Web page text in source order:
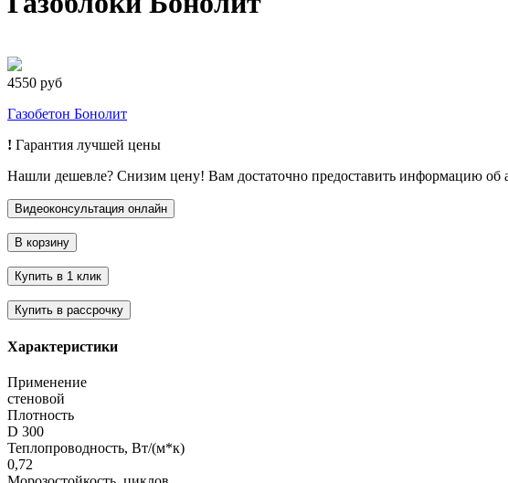
4550 руб
Газобетон Бонолит
! Гарантия лучшей цены
Нашли дешевле? Снизим цену! Вам достаточно предоставить информацию об
Характеристики
Применение
стеновой
Плотность
D 300
Теплопроводность, Вт/(м*к)
0,72